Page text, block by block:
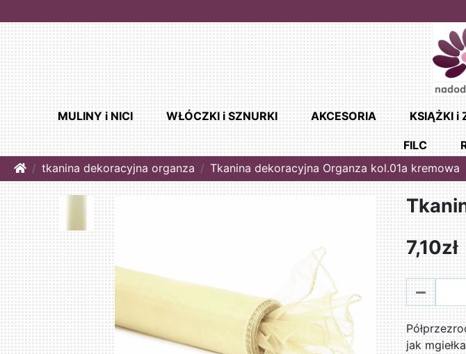
MULINY i NICI WŁÓCZKI i SZNURKI AKCESORIA KSIĄŻKI i
FILC
Hometkanina dekoracyjna organza Tkanina dekoracyjna Organza kol.01a kremowa
7,10zł
jak